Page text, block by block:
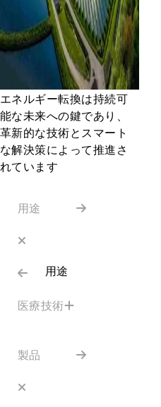
エネルギー転換は持続可
能な未来への鍵であり、
革新的な技術とスマート
な解決策によって推進さ
れています
用途
用途
医療技術
製品